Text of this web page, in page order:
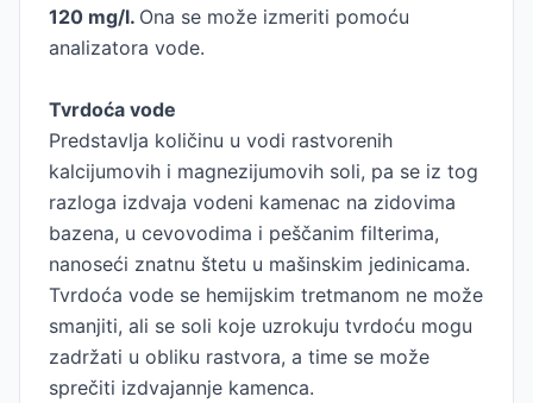
120 mg/l. Ona se može izmeriti pomoću
analizatora vode.
Tvrdoća vode
Predstavlja količinu u vodi rastvorenih
kalcijumovih i magnezijumovih soli, pa se iz tog
razloga izdvaja vodeni kamenac na zidovima
bazena, u cevovodima i peščanim filterima,
nanoseći znatnu štetu u mašinskim jedinicama.
Tvrdoća vode se hemijskim tretmanom ne može
smanjiti, ali se soli koje uzrokuju tvrdoću mogu
zadržati u obliku rastvora, a time se može
sprečiti izdvajannje kamenca.